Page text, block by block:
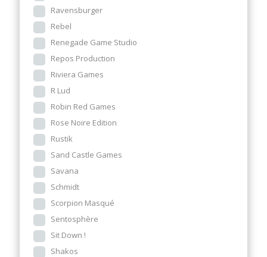
Ravensburger
Rebel
Renegade Game Studio
Repos Production
Riviera Games
R Lud
Robin Red Games
Rose Noire Edition
Rustik
Sand Castle Games
Savana
Schmidt
Scorpion Masqué
Sentosphère
Sit Down !
Shakos